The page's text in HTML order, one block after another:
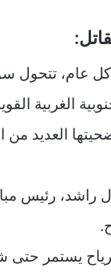
كل عام،
الغربية
العديد من
راشد، رئيس
يستمر